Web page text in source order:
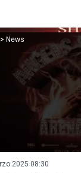
News
2025 08:30